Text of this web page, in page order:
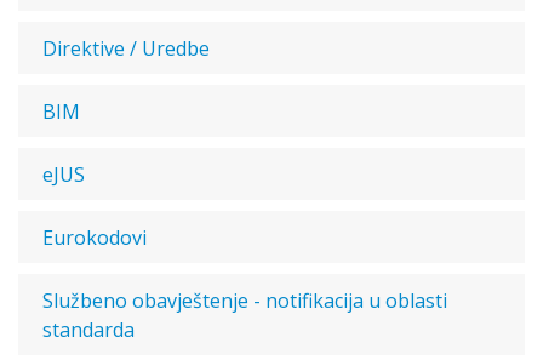
Direktive / Uredbe
BIM
eJUS
Eurokodovi
Službeno obavještenje - notifikacija u oblasti
standarda